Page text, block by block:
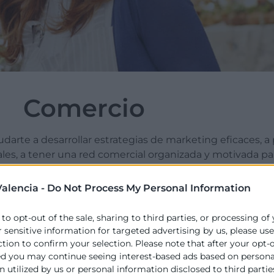
- Do Not Process My Personal Information
to opt-out of the sale, sharing to third parties, or processing of
sensitive information for targeted advertising by us, please
to confirm your selection. Please note that after your opt-
you may continue seeing interest-based ads based on
utilized by us or personal information disclosed to third
Comercio
a desarrollar estrategias de marketing eficaces, a
a tener una red comercial organizada y motivada
la atención hacia tu comercio.
Servicios